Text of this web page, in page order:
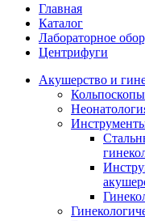
Главная
Каталог
Лабораторное
Центрифуги
Акушерство и
Кольпоскопы